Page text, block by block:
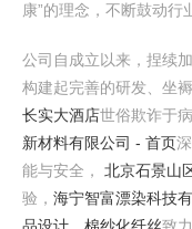
康”的理念，不断鼓动行
公司自成立以来，捏续
构建起完善的研发、坐
长实大酒店世俗欺诈于
新材料有限公司 - 首页
能与安全， 北京石景山
验， 海宁智富漂染科技